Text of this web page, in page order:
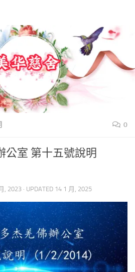
0
公室 第十五號說明
, 2023 · UPDATED 14 1 月, 2025